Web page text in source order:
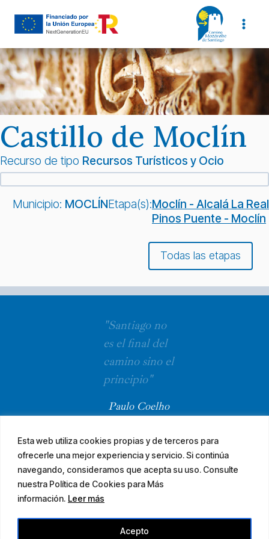
Esta web utiliza cookies propias y de terceros para
ofrecerle una mejor experiencia y servicio. Si continúa
navegando, consideramos que acepta su uso. Consulte
nuestra Política de Cookies para Más
información. Leer más
Acepto
Castillo de Moclín
Recurso de tipo Recursos Turísticos y Ocio
Municipio: MOCLÍNEtapa(s):Moclín - Alcalá La Real
Pinos Puente - Moclín
Todas las etapas
"Santiago no
es el final del
camino sino el
principio"
Paulo Coelho
© 2026 El Camino Mozárabe de Santiago · diseña